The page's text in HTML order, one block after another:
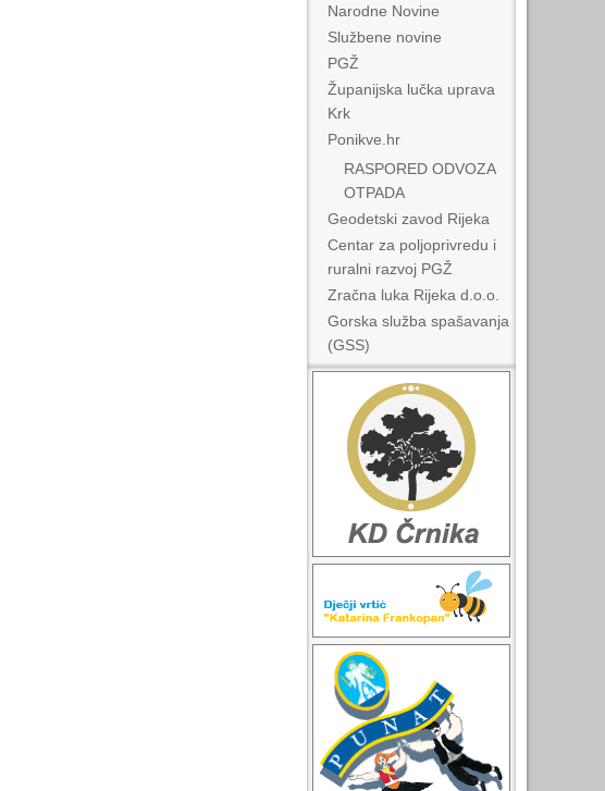
Narodne Novine
Službene novine
PGŽ
Županijska lučka uprava
Krk
Ponikve.hr
RASPORED ODVOZA
OTPADA
Geodetski zavod Rijeka
Centar za poljoprivredu i
ruralni razvoj PGŽ
Zračna luka Rijeka d.o.o.
Gorska služba spašavanja
(GSS)